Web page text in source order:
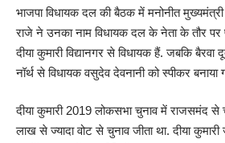
भाजपा विधायक दल की बैठक में मनोनीत मुख्यमंत्री
राजे ने उनका नाम विधायक दल के नेता के तौर पर
दीया कुमारी विद्यानगर से विधायक हैं. जबकि
नॉर्थ से विधायक वसुदेव देवनानी को स्पीकर बनाया
दीया कुमारी 2019 लोकसभा चुनाव में राजसमंद से
लाख से ज्यादा वोट से चुनाव जीता था. दीया